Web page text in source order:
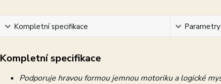
Kompletní specifikace Parametry
Kompletní specifikace
Podporuje hravou formou jemnou motoriku a logické